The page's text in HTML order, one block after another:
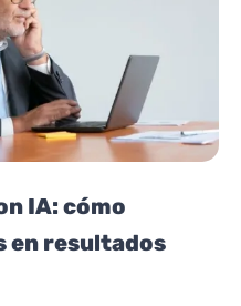
IA: cómo
en resultados